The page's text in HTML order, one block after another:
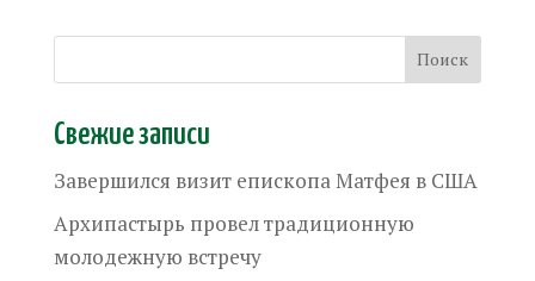
Свежие записи
Завершился визит епископа Матфея в США
Архипастырь провел традиционную
молодежную встречу